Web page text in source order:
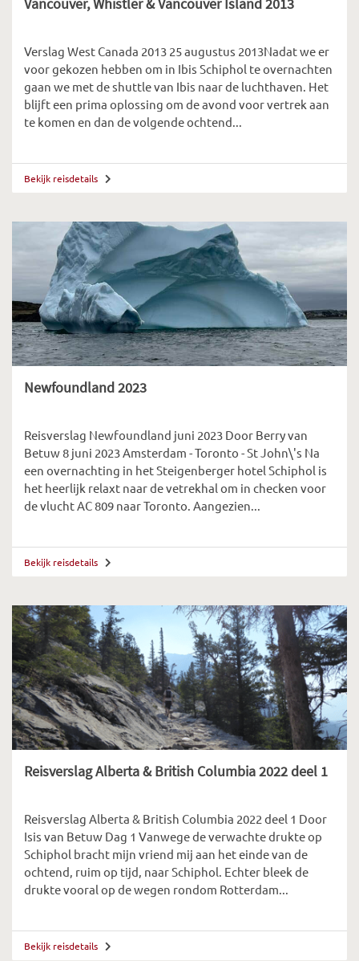
Verslag West Canada 2013 25 augustus 2013Nadat we er
voor gekozen hebben om in Ibis Schiphol te overnachten
gaan we met de shuttle van Ibis naar de luchthaven. Het
blijft een prima oplossing om de avond voor vertrek aan
te komen en dan de volgende ochtend...
Bekijk reisdetails
Newfoundland 2023
Reisverslag Newfoundland juni 2023 Door Berry van
Betuw 8 juni 2023 Amsterdam - Toronto - St John\'s Na
een overnachting in het Steigenberger hotel Schiphol is
het heerlijk relaxt naar de vetrekhal om in checken voor
de vlucht AC 809 naar Toronto. Aangezien...
Bekijk reisdetails
Reisverslag Alberta & British Columbia 2022 deel 1
Reisverslag Alberta & British Columbia 2022 deel 1 Door
Isis van Betuw Dag 1 Vanwege de verwachte drukte op
Schiphol bracht mijn vriend mij aan het einde van de
ochtend, ruim op tijd, naar Schiphol. Echter bleek de
drukte vooral op de wegen rondom Rotterdam...
Bekijk reisdetails